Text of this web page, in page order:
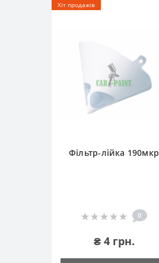
Хіт продажів
Фільтр-лійка 190мкр
0
₴ 4 грн.